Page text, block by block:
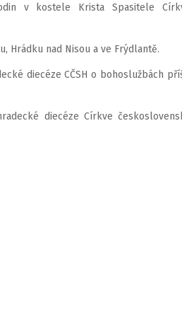
v kostele Krista Spasitele
Hrádku nad Nisou a ve Frýdlantě.
diecéze CČSH o bohoslužbách
diecéze Církve